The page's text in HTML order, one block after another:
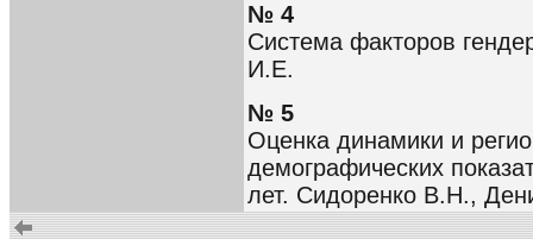
№ 4
Система факторов
И.Е.
№ 5
Оценка динамики и
демографических
лет. Сидоренко В.Н.,